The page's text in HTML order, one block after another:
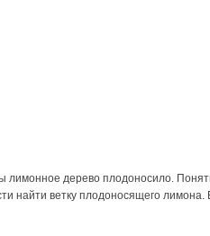
лимонное дерево плодоносило.
найти ветку плодоносящего